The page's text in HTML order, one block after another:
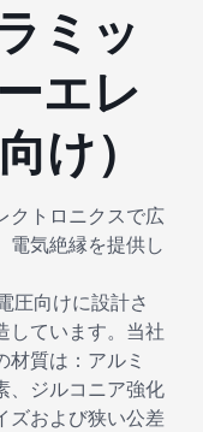
ミッ
エレ
け）
クトロニクスで広
電気絶縁を提供し
圧向けに設計さ
しています。当社
材質は：アルミ
、ジルコニア強化
ズおよび狭い公差